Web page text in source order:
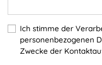
Ich stimme der
personenbezogenen
Zwecke der
Einverständnis-
Name:
cookie_consent